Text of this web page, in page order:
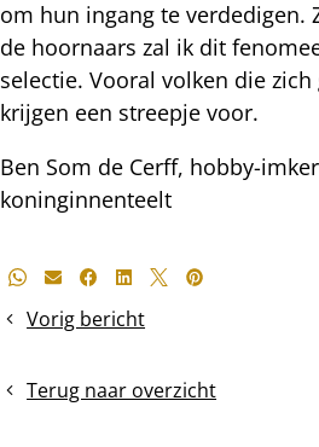
om hun ingang te verdedigen.
de hoornaars zal ik dit
selectie. Vooral volken die
krijgen een streepje voor.
Ben Som de Cerff, hobby-
koninginnenteelt
Deel
bericht
Whatsapp
E-mailFacebook
LinkedIn
X Pinterest
Vorig bericht
Roverij
Terug naar overzicht